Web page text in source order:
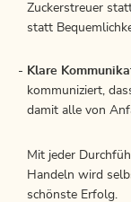
Zuckerstreuer
statt
Klare
kommuniziert,
damit alle von
Mit jeder
Handeln wird
schönste Erfolg.